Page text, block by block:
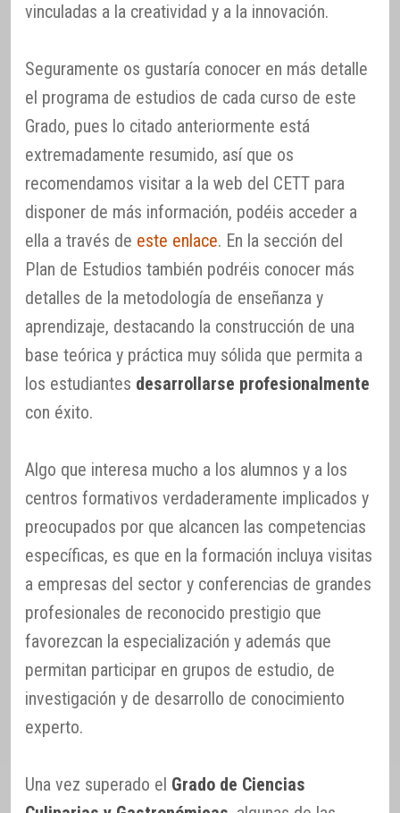
vinculadas a la creatividad y a la innovación.
Seguramente os gustaría conocer en más detalle
el programa de estudios de cada curso de este
Grado, pues lo citado anteriormente está
extremadamente resumido, así que os
recomendamos visitar a la web del CETT para
disponer de más información, podéis acceder a
ella a través de este enlace. En la sección del
Plan de Estudios también podréis conocer más
detalles de la metodología de enseñanza y
aprendizaje, destacando la construcción de una
base teórica y práctica muy sólida que permita a
los estudiantes desarrollarse profesionalmente
con éxito.
Algo que interesa mucho a los alumnos y a los
centros formativos verdaderamente implicados y
preocupados por que alcancen las competencias
específicas, es que en la formación incluya visitas
a empresas del sector y conferencias de grandes
profesionales de reconocido prestigio que
favorezcan la especialización y además que
permitan participar en grupos de estudio, de
investigación y de desarrollo de conocimiento
experto.
Una vez superado el Grado de Ciencias